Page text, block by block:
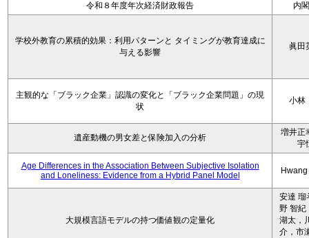
令和８年度年次経済財政報告
内
学校外教育の累積的効果：利用パターンと タイミングが教育達成に
与える影響
眞田
主観的な「ブラック企業」認識の変化と「ブラック企業問題」の現
状
小
遺産動機の男女差と保険加入の分析
増井正
宇
Age Differences in the Association Between Subjective Isolation
and Loneliness: Evidence from a Hybrid Panel Model
大規模言語モデルの持つ価値観の定量化
安達 瑠
野 智紀
湖太，
介，市